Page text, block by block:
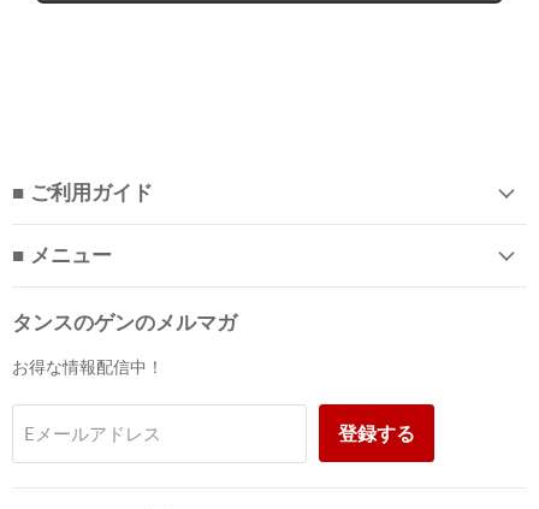
■ ご利用ガイド
■ メニュー
タンスのゲンのメルマガ
お得な情報配信中！
Eメールアドレス 登録する